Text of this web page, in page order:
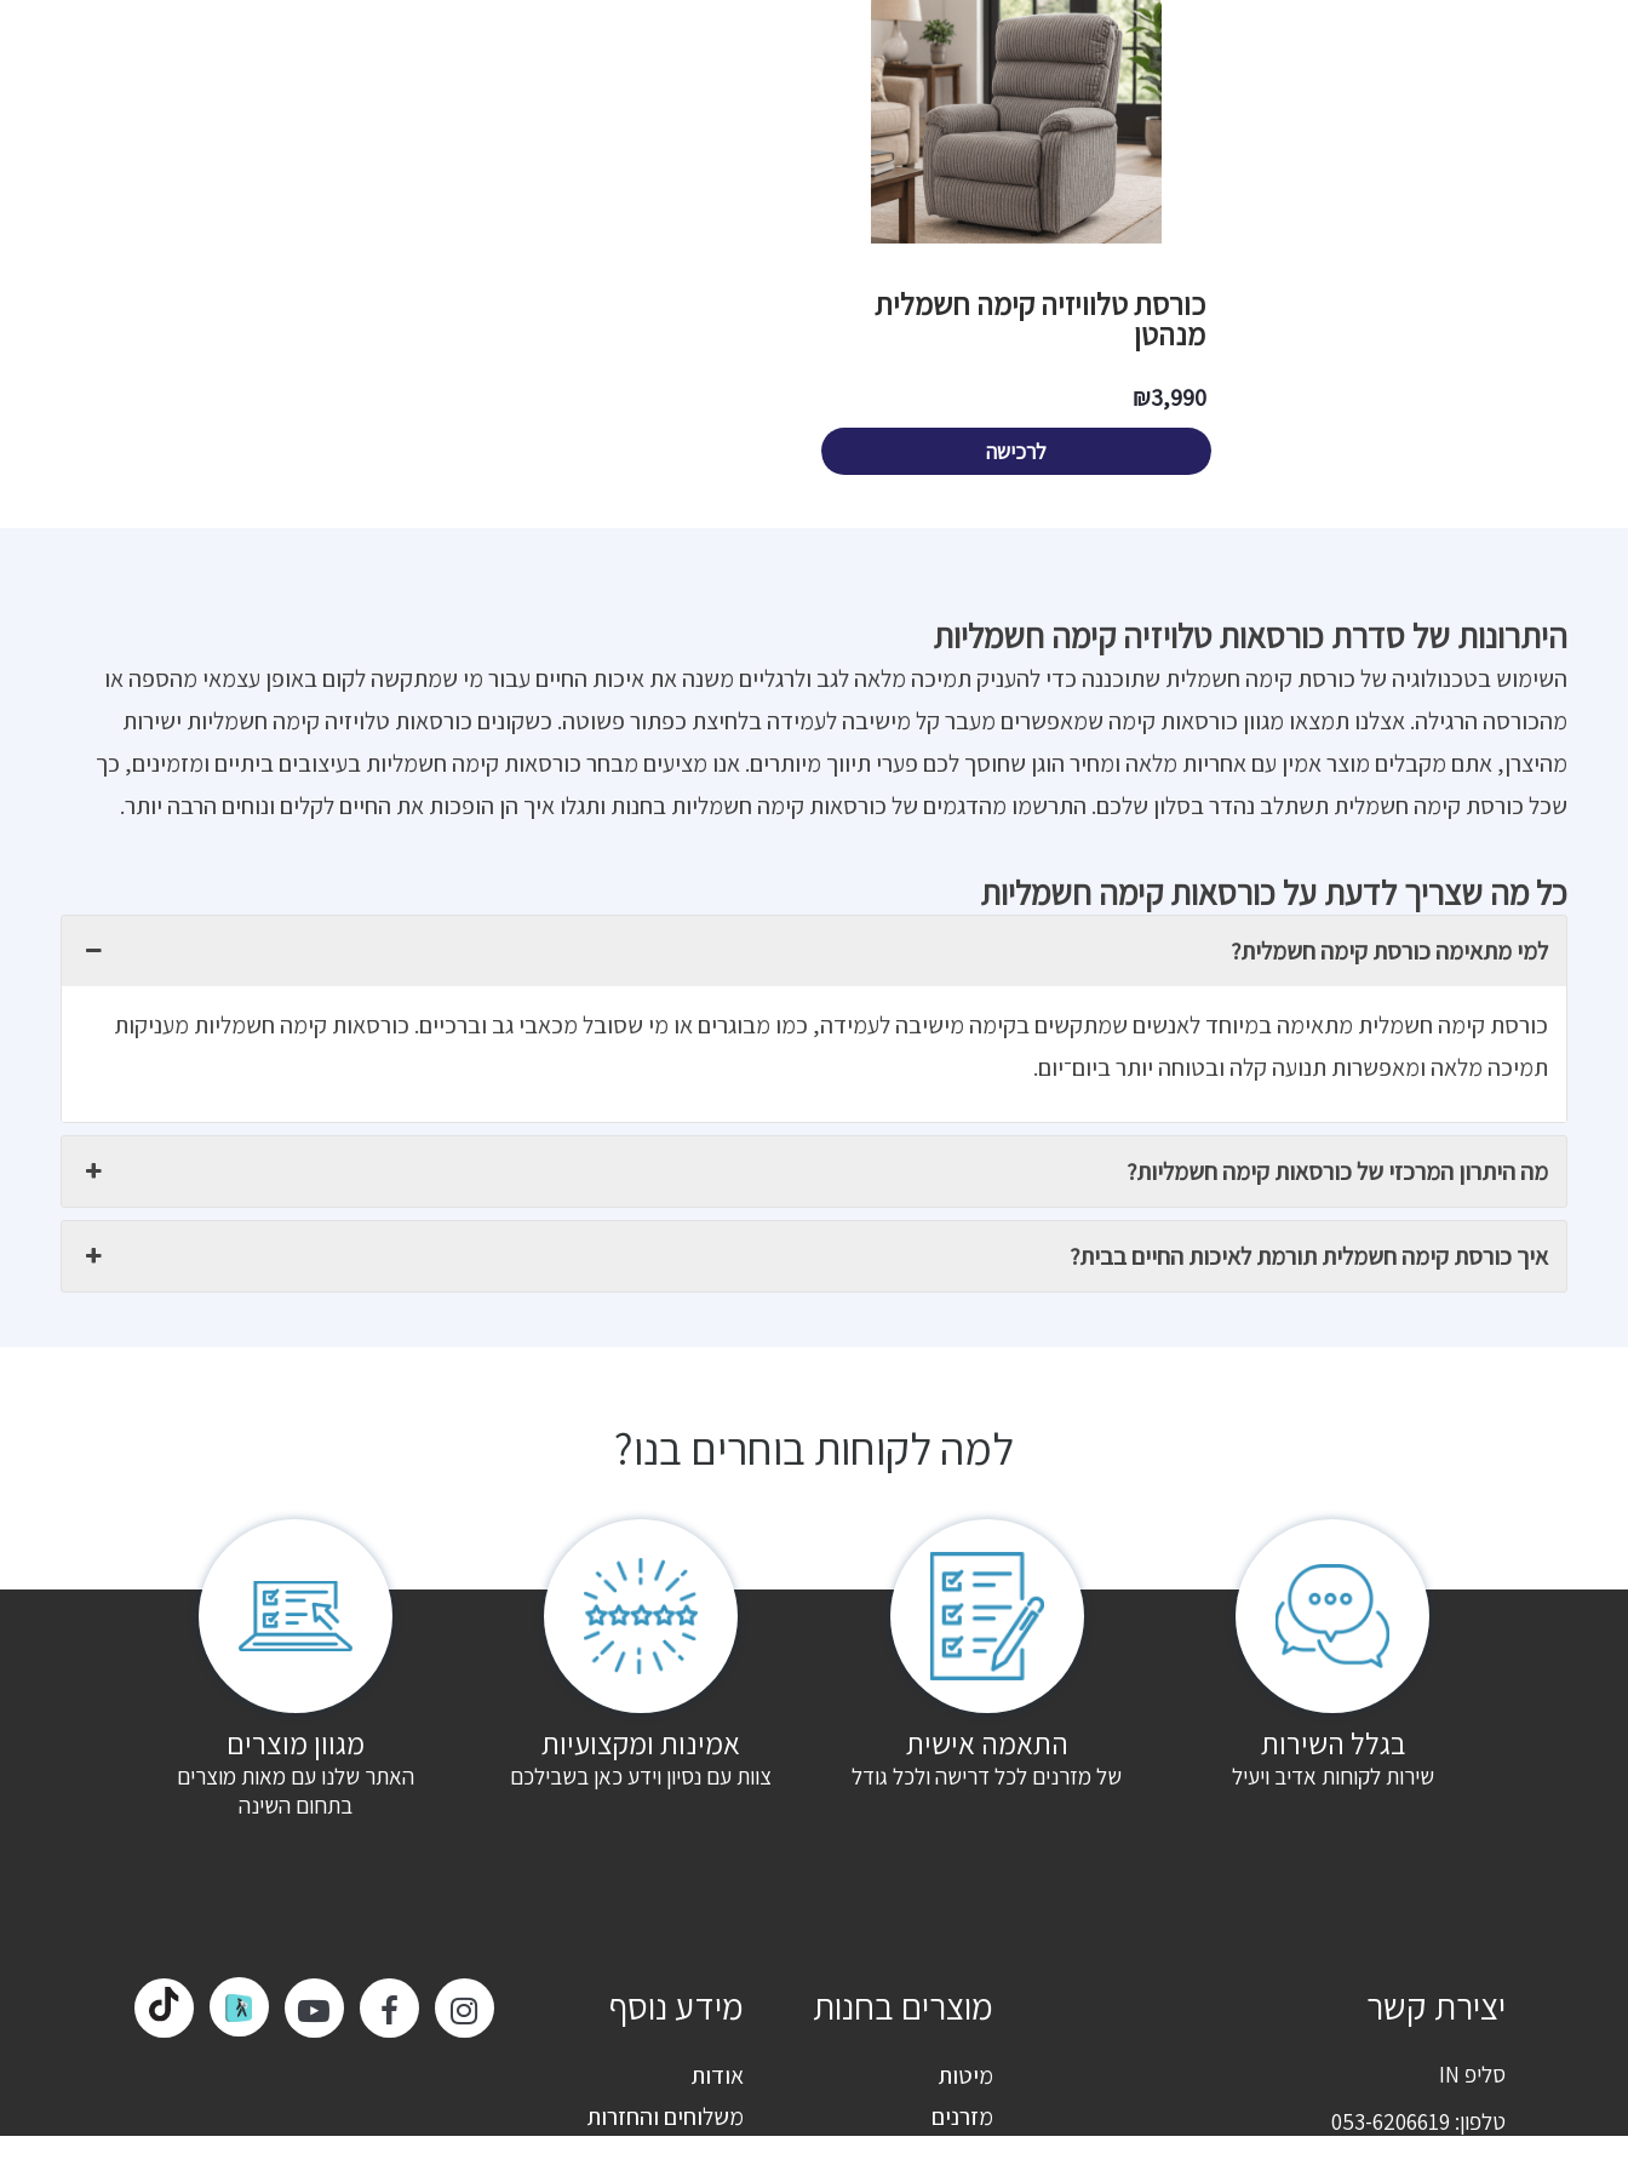
כורסת טלוויזיה קימה חשמלית
מנהטן
3,990
₪
לרכישה
היתרונות של סדרת כורסאות טלויזיה קימה חשמליות
השימוש בטכנולוגיה של כורסת קימה חשמלית שתוכננה כדי להעניק תמיכה מלאה לגב ולרגליים משנה את איכות החיים עבור מי שמתקשה לקום באופן עצמאי מהספה או
מהכורסה הרגילה. אצלנו תמצאו מגוון כורסאות קימה שמאפשרים מעבר קל מישיבה לעמידה בלחיצת כפתור פשוטה. כשקונים כורסאות טלויזיה קימה חשמליות ישירות
מהיצרן, אתם מקבלים מוצר אמין עם אחריות מלאה ומחיר הוגן שחוסך לכם פערי תיווך מיותרים. אנו מציעים מבחר כורסאות קימה חשמליות בעיצובים ביתיים ומזמינים, כך
שכל כורסת קימה חשמלית תשתלב נהדר בסלון שלכם. התרשמו מהדגמים של כורסאות קימה חשמליות בחנות ותגלו איך הן הופכות את החיים לקלים ונוחים הרבה יותר.
כל מה שצריך לדעת על כורסאות קימה חשמליות
למי מתאימה כורסת קימה חשמלית?
כורסת קימה חשמלית מתאימה במיוחד לאנשים שמתקשים בקימה מישיבה לעמידה, כמו מבוגרים או מי שסובל מכאבי גב וברכיים. כורסאות קימה חשמליות מעניקות
תמיכה מלאה ומאפשרות תנועה קלה ובטוחה יותר ביום־יום.
מה היתרון המרכזי של כורסאות קימה חשמליות?
איך כורסת קימה חשמלית תורמת לאיכות החיים בבית?
למה לקוחות בוחרים בנו?
בגלל השירות
שירות לקוחות אדיב ויעיל
התאמה אישית
של מזרנים לכל דרישה ולכל גודל
אמינות ומקצועיות
צוות עם נסיון וידע כאן בשבילכם
מגוון מוצרים
האתר שלנו עם מאות מוצרים
בתחום השינה
יצירת קשר
סליפ IN
טלפון: 053-6206619
מוצרים בחנות
מיטות
מזרנים
מידע נוסף
אודות
משלוחים והחזרות